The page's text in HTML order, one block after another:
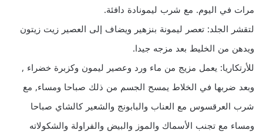
مرات في اليوم. مع شرب ليمونادة دافئة.
لتقشر الجلد: تعصر ليمونة بنزهير ويضاف إلى العصير زيت زيتون
ويدهن من الخليط بعد مزجه جيدا.
للأرتكاريا: يعمل مزيج من ماء ورد وعصير ليمون وكزبرة خضراء ,
وبعد ضربها في الخلاط يمسح الجسم من ذلك صباحا ومساء, مع
شرب العرقسوس مع العناب والبابونج والشعير كالشاي صباحا
ومساء مع تجنب الأسماك والموز والبيض والفراولة والشكولاته